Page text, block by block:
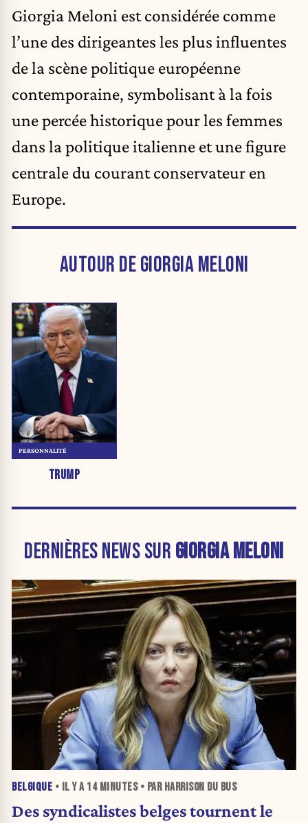
Giorgia Meloni est considérée comme
l’une des dirigeantes les plus influentes
de la scène politique européenne
contemporaine, symbolisant à la fois
une percée historique pour les femmes
dans la politique italienne et une figure
centrale du courant conservateur en
Europe.
AUTOUR DE GIORGIA MELONI
TRUMP
PERSONNALITÉ
DERNIÈRES NEWS SUR GIORGIA MELONI
BELGIQUE • IL Y A 14 MINUTES• PAR HARRISON DU BUS
Des syndicalistes belges tournent le